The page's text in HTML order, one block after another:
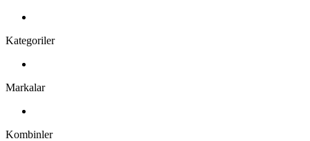
Kategoriler
Markalar
Kombinler